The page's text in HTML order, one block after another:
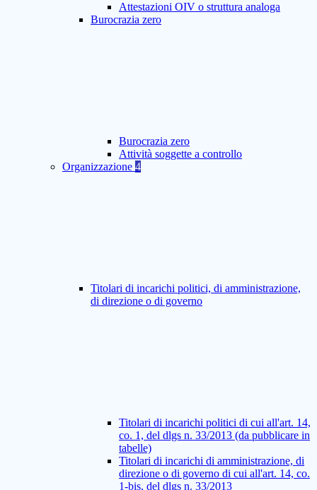
Attestazioni OIV o struttura analoga
Burocrazia zero
Burocrazia zero
Attività soggette a controllo
Organizzazione 4
Titolari di incarichi politici, di amministrazione,
di direzione o di governo
Titolari di incarichi politici di cui all'art. 14,
co. 1, del dlgs n. 33/2013 (da pubblicare in
tabelle)
Titolari di incarichi di amministrazione, di
direzione o di governo di cui all'art. 14, co.
1-bis, del dlgs n. 33/2013